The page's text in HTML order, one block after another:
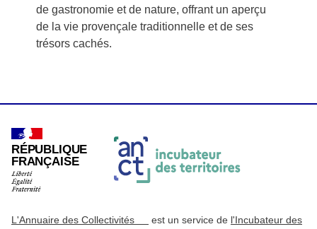
de gastronomie et de nature, offrant un aperçu
de la vie provençale traditionnelle et de ses
trésors cachés.
RÉPUBLIQUE
FRANÇAISE
L'Annuaire des Collectivités est un service de l'Incubateur des